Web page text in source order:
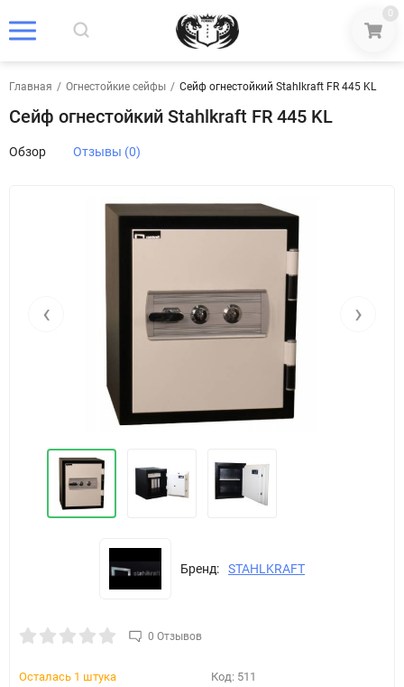
0
Главная / Огнестойкие сейфы / Сейф огнестойкий Stahlkraft FR 445 KL
Сейф огнестойкий Stahlkraft FR 445 KL
Обзор Отзывы (0)
‹ ›
Бренд: STAHLKRAFT
0 Отзывов
Осталась 1 штука Код: 511